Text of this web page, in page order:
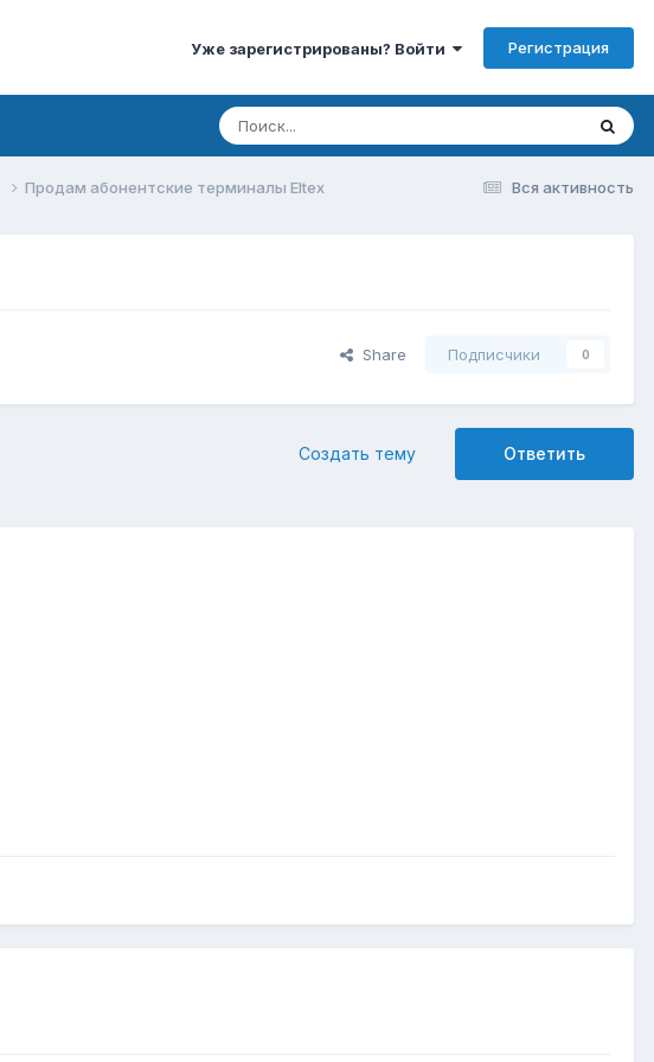
Уже зарегистрированы? Войти Регистрация
Вся активность
Продам абонентские терминалы Eltex
Share Подписчики 0
Ответить
Создать тему